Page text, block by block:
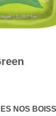
NOS